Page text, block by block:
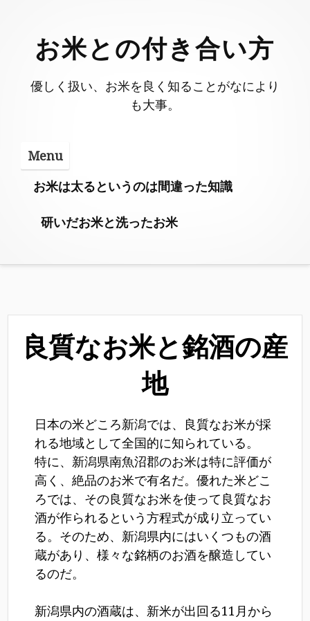
contentお米との付き合い方
優しく扱い、お米を良く知ることがなにより
も大事。
Menu
お米は太るというのは間違った知識
研いだお米と洗ったお米
良質なお米と銘酒の産
地
日本の米どころ新潟では、良質なお米が採
れる地域として全国的に知られている。
特に、新潟県南魚沼郡のお米は特に評価が
高く、絶品のお米で有名だ。優れた米どこ
ろでは、その良質なお米を使って良質なお
酒が作られるという方程式が成り立ってい
る。そのため、新潟県内にはいくつもの酒
蔵があり、様々な銘柄のお酒を醸造してい
るのだ。
新潟県内の酒蔵は、新米が出回る11月から